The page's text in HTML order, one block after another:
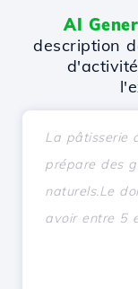
AI
description